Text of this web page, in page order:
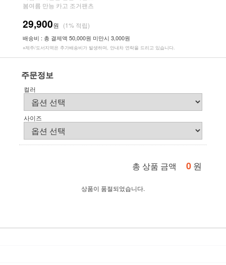
봄여름 만능 카고 조거팬츠
29,900원 (1% 적립)
배송비 : 총 결제액 50,000원 미만시 3,000원
※제주/도서지역은 추가배송비가 발생하며, 안내차 연락을 드리고 있습니다.
주문정보
컬러
사이즈
총 상품 금액 0 원
상품이 품절되었습니다.